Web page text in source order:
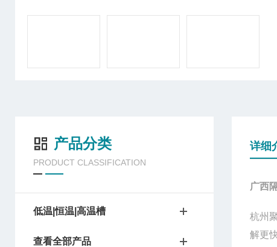
产品分类
PRODUCT CLASSIFICATION
低温|恒温|高温槽
查看全部产品
详细
广西
杭州
解更